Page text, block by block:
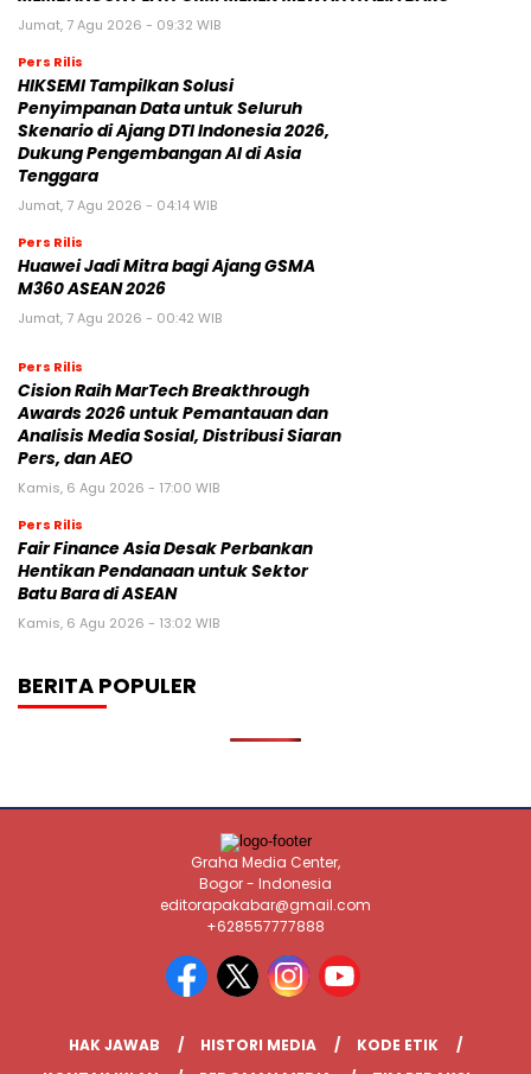
Jumat, 7 Agu 2026 - 09:32 WIB
Pers Rilis
HIKSEMI Tampilkan Solusi
Penyimpanan Data untuk Seluruh
Skenario di Ajang DTI Indonesia 2026,
Dukung Pengembangan AI di Asia
Tenggara
Jumat, 7 Agu 2026 - 04:14 WIB
Pers Rilis
Huawei Jadi Mitra bagi Ajang GSMA
M360 ASEAN 2026
Jumat, 7 Agu 2026 - 00:42 WIB
Pers Rilis
Cision Raih MarTech Breakthrough
Awards 2026 untuk Pemantauan dan
Analisis Media Sosial, Distribusi Siaran
Pers, dan AEO
Kamis, 6 Agu 2026 - 17:00 WIB
Pers Rilis
Fair Finance Asia Desak Perbankan
Hentikan Pendanaan untuk Sektor
Batu Bara di ASEAN
Kamis, 6 Agu 2026 - 13:02 WIB
BERITA POPULER
Graha Media Center,
Bogor - Indonesia
editorapakabar@gmail.com
+628557777888
HAK JAWAB HISTORI MEDIA
KODE ETIK